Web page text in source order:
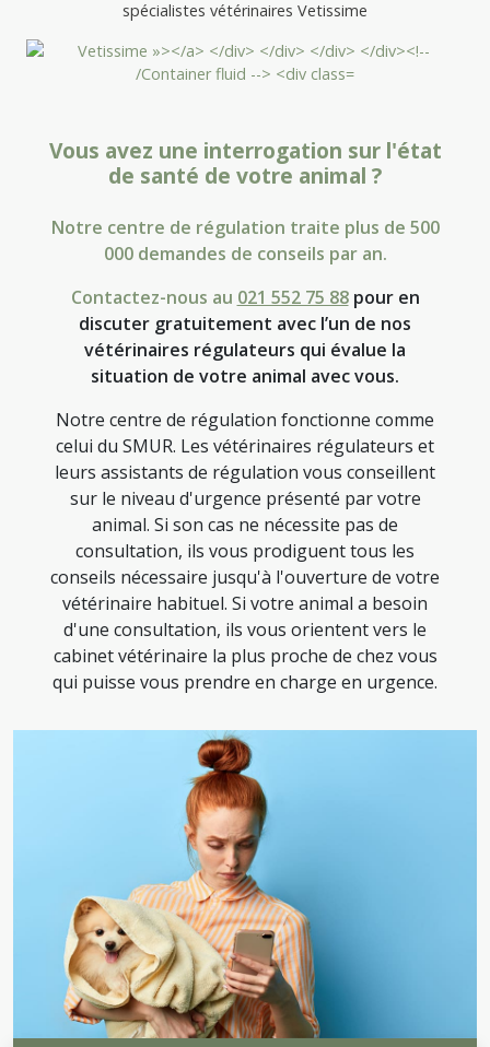
spécialistes vétérinaires Vetissime
Vous avez une interrogation sur l'état
de santé de votre animal ?
Notre centre de régulation traite plus de 500
000 demandes de conseils par an.
Contactez-nous au 021 552 75 88pour en
discuter gratuitement avec l’un de nos
vétérinaires régulateurs qui évalue la
situation de votre animal avec vous.
Notre centre de régulation fonctionne comme
celui du SMUR. Les vétérinaires régulateurs et
leurs assistants de régulation vous conseillent
sur le niveau d'urgence présenté par votre
animal. Si son cas ne nécessite pas de
consultation, ils vous prodiguent tous les
conseils nécessaire jusqu'à l'ouverture de votre
vétérinaire habituel. Si votre animal a besoin
d'une consultation, ils vous orientent vers le
cabinet vétérinaire la plus proche de chez vous
qui puisse vous prendre en charge en urgence.